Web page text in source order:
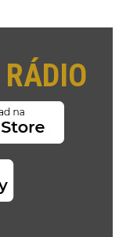
RÁDIO